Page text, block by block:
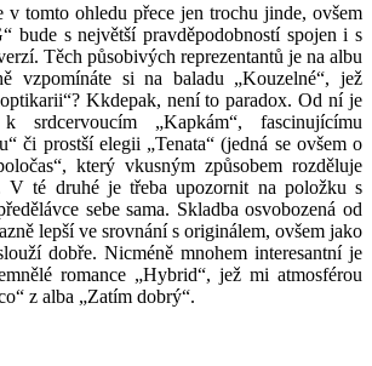
v tomto ohledu přece jen trochu jinde, ovšem
bude s největší pravděpodobností spojen i s
Těch působivých reprezentantů je na albu
vzpomínáte si na baladu „Kouzelné“, jež
Kkdepak, není to paradox. Od ní je
„Kapkám“, fascinujícímu
či prostší elegii „Tenata“ (jedná se ovšem o
který vkusným způsobem rozděluje
V té druhé je třeba upozornit na položku s
sebe sama. Skladba osvobozená od
lepší ve srovnání s originálem, ovšem jako
dobře. Nicméně mnohem interesantní je
romance „Hybrid“, jež mi atmosférou
z alba „Zatím dobrý“.